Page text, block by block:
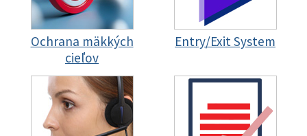
Ochrana mäkkých
cieľov
Entry/Exit System